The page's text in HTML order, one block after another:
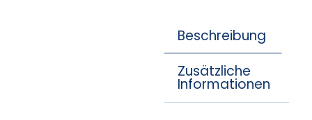
Beschreibung
Zusätzliche
Informationen